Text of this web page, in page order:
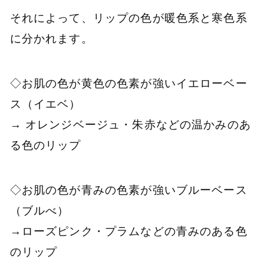
それによって、リップの色が暖色系と寒色系
に分かれます。
◇お肌の色が黄色の色素が強いイエローベー
ス（イエベ）
→ オレンジベージュ・朱赤などの温かみのあ
る色のリップ
◇お肌の色が青みの色素が強いブルーベース
（ブルべ）
→ローズピンク・プラムなどの青みのある色
のリップ